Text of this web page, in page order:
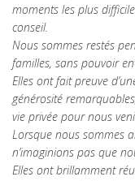
moments les plus
conseil.
Nous sommes restés
familles, sans pouvoir
Elles ont fait preuve
générosité
vie privée pour nous
Lorsque nous sommes
n’imaginions pas que
Elles ont brillamment